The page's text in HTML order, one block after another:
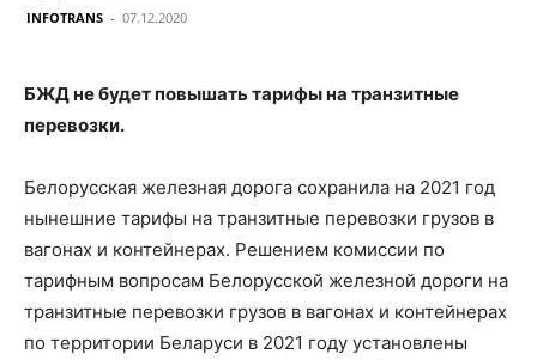
INFOTRANS - 07.12.2020
БЖД не будет повышать тарифы на транзитные
перевозки.
Белорусская железная дорога сохранила на 2021 год
нынешние тарифы на транзитные перевозки грузов в
вагонах и контейнерах. Решением комиссии по
тарифным вопросам Белорусской железной дороги на
транзитные перевозки грузов в вагонах и контейнерах
по территории Беларуси в 2021 году установлены